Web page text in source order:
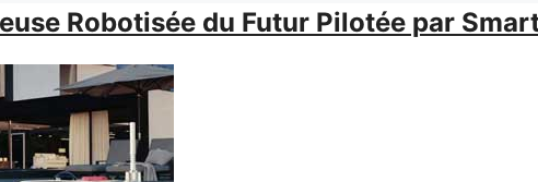
Robotisée du Futur Pilotée par